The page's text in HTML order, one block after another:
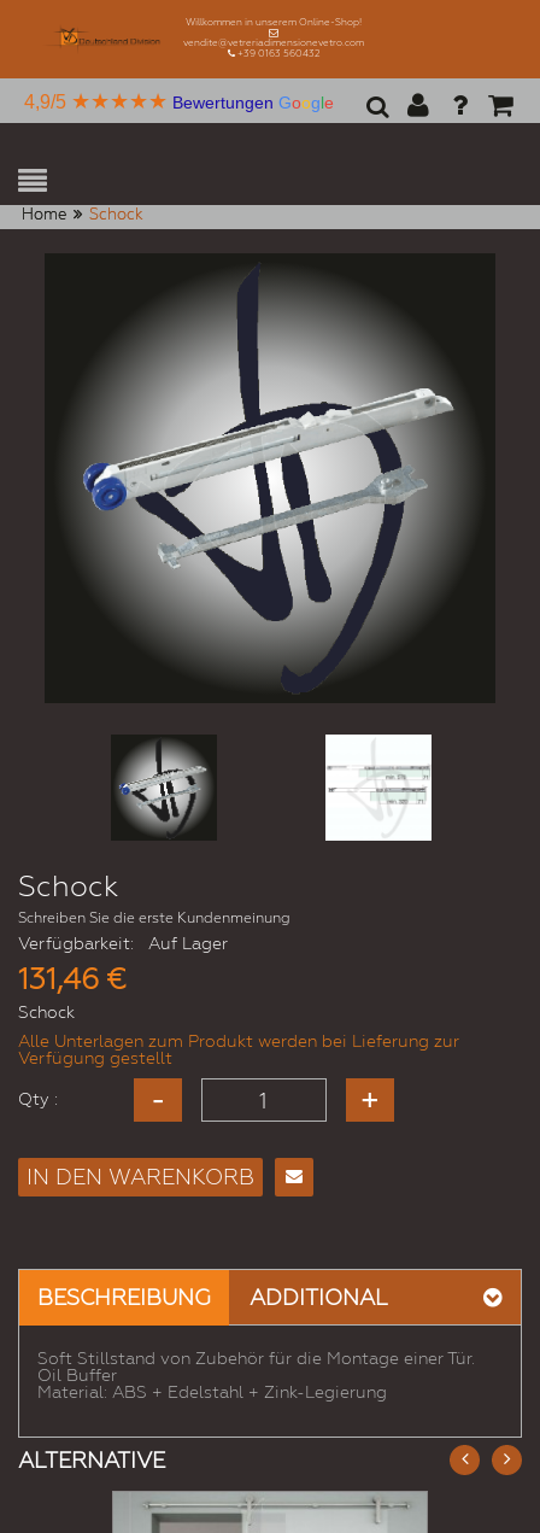
Willkommen in unserem Online-Shop!
vendite@vetreriadimensionevetro.com
+39 0163 560432
4,9/5 ★★★★★ Bewertungen Google
Home Schock
Schock
Schreiben Sie die erste Kundenmeinung
Verfügbarkeit: Auf Lager
131,46 €
Schock
Alle Unterlagen zum Produkt werden bei Lieferung zur
Verfügung gestellt
Qty :
IN DEN WARENKORB
Freund
BESCHREIBUNG ADDITIONAL
Soft Stillstand von Zubehör für die Montage einer Tür.
Oil Buffer
Material: ABS + Edelstahl + Zink-Legierung
ALTERNATIVE